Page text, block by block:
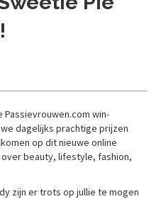
win-
dagelijks prachtige prijzen
op dit nieuwe online
beauty, lifestyle, fashion,
zijn er trots op jullie te mogen